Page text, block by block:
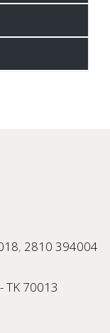
, 2810 394004
TK 70013